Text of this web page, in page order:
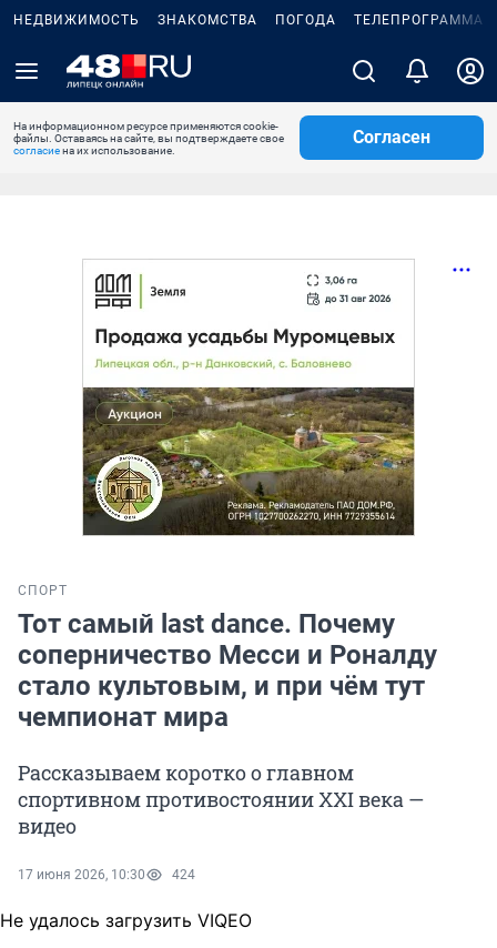
НЕДВИЖИМОСТЬ ЗНАКОМСТВА ПОГОДА ТЕЛЕПРОГРАММА
На информационном ресурсе применяются cookie-
файлы. Оставаясь на сайте, вы подтверждаете свое
согласиена их использование.
Согласен
СПОРТ
Тот самый last dance. Почему
соперничество Месси и Роналду
стало культовым, и при чём тут
чемпионат мира
Рассказываем коротко о главном
спортивном противостоянии XXI века —
видео
17 июня 2026, 10:30 424
Не удалось загрузить VIQEO